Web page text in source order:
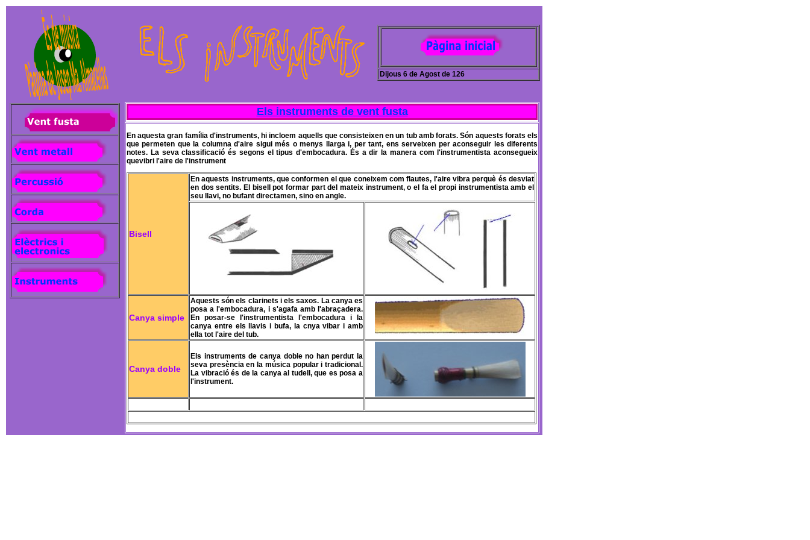
Dijous 6 de Agost de 126
Els instruments de vent fusta
En aquesta gran família d'instruments, hi incloem aquells que consisteixen en un tub amb forats. Són aquests forats els
que permeten que la columna d'aire sigui més o menys llarga i, per tant, ens serveixen per aconseguir les diferents
notes. La seva classificació és segons el tipus d'embocadura. És a dir la manera com l'instrumentista aconsegueix
quevibri l'aire de l'instrument
Bisell
En aquests instruments, que conformen el que coneixem com flautes, l'aire vibra perquè és desviat
en dos sentits. El bisell pot formar part del mateix instrument, o el fa el propi instrumentista amb el
seu llavi, no bufant directamen, sino en angle.
Canya simple
Aquests són els clarinets i els saxos. La canya es
posa a l'embocadura, i s'agafa amb l'abraçadera.
En posar-se l'instrumentista l'embocadura i la
canya entre els llavis i bufa, la cnya vibar i amb
ella tot l'aire del tub.
Canya doble
Els instruments de canya doble no han perdut la
seva presència en la música popular i tradicional.
La vibració és de la canya al tudell, que es posa a
l'instrument.